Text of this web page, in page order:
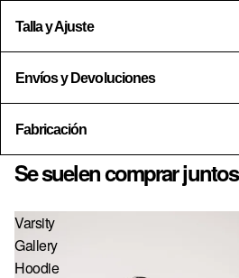
HU · FT — HUNGRÍA
IE · € — IRLANDA
LV · € — LETONIA
LU · € — LUXEMBURGO
MC · € — MÓNACO
Talla y Ajuste
Envíos y Devoluciones
Fabricación
Se suelen comprar juntos
Varsity
Gallery
Hoodie